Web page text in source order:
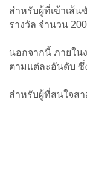
สำหรับผู้ที่เข้าเส้น
รางวัล จำนวน
นอกจากนี้ ภายใน
ตามแต่ละอันดับ ซึ่
สำหรับผู้ที่สนใจสา